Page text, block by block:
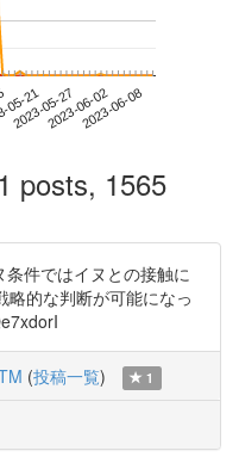
21
2023-05-272023-06-022023-06-08
posts, 1565
件ではイヌとの接触に
略的な判断が可能になっ
(投稿一覧) 1